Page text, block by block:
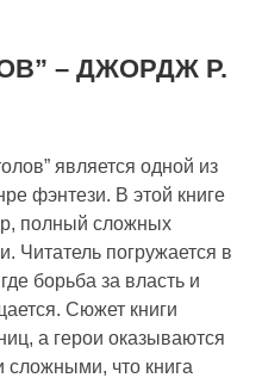
– ДЖОРДЖ Р.
является одной из
фэнтези. В этой книге
полный сложных
Читатель погружается в
борьба за власть и
Сюжет книги
а герои оказываются
сложными, что книга